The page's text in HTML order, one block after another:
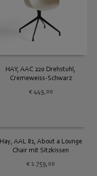
HAY, AAC 220 Drehstuhl,
Cremeweiss-Schwarz
€449,00
Hay, AAL 81, About a Lounge
Chair mit Sitzkissen
€ 1.759,00